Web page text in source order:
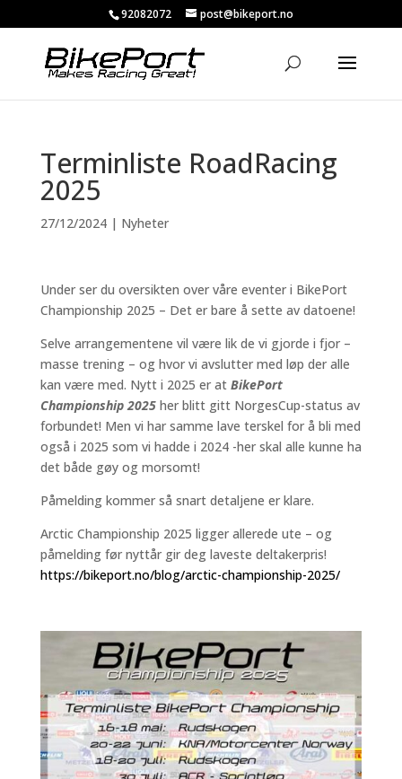
92082072 post@bikeport.no
Terminliste RoadRacing
2025
27/12/2024| Nyheter
Under ser du oversikten over våre eventer i BikePort
Championship 2025 – Det er bare å sette av datoene!
Selve arrangementene vil være lik de vi gjorde i fjor –
masse trening – og hvor vi avslutter med løp der alle
kan være med. Nytt i 2025 er at BikePort
Championship 2025her blitt gitt NorgesCup-status av
forbundet! Men vi har samme lave terskel for å bli med
også i 2025 som vi hadde i 2024 -her skal alle kunne ha
det både gøy og morsomt!
Påmelding kommer så snart detaljene er klare.
Arctic Championship 2025 ligger allerede ute – og
påmelding før nyttår gir deg laveste deltakerpris!
https://bikeport.no/blog/arctic-championship-2025/